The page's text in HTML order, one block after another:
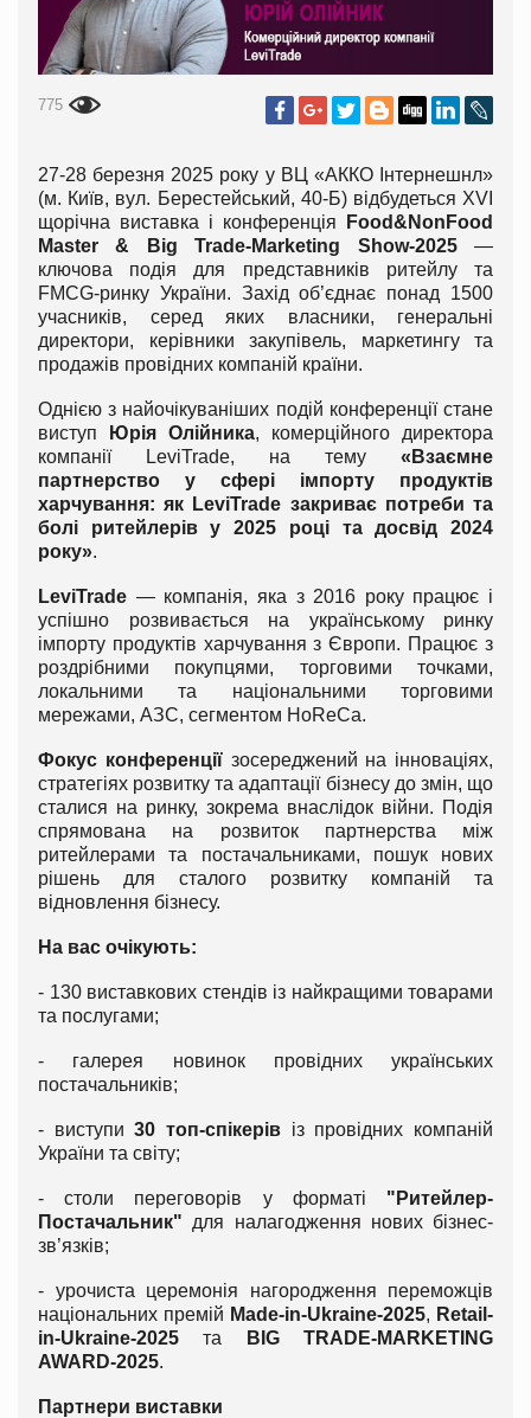
775
27-28 березня 2025 року у ВЦ «АККО Інтернешнл»
(м. Київ, вул. Берестейський, 40-Б) відбудеться ХVІ
щорічна виставка і конференція
Food&NonFood
Master & Big Trade-Marketing Show-2025—
ключова подія для представників ритейлу та
FMCG-ринку України. Захід об’єднає понад 1500
учасників, серед яких власники, генеральні
директори, керівники закупівель, маркетингу та
продажів провідних компаній країни.
Однією з найочікуваніших подій конференції стане
виступ
Юрія Олійника, комерційного директора
компанії LeviTrade, на тему «Взаємне
партнерство у сфері імпорту продуктів
харчування: як LeviTrade закриває потреби та
болі ритейлерів у 2025 році та досвід 2024
року».
LeviTrade — компанія, яка з 2016 року працює і
успішно розвивається на українському ринку
імпорту продуктів харчування з Європи. Працює з
роздрібними покупцями, торговими точками,
локальними та національними торговими
мережами, АЗС, сегментом HoReCa.
Фокус конференціїзосереджений на інноваціях,
стратегіях розвитку та адаптації бізнесу до змін, що
сталися на ринку, зокрема внаслідок війни. Подія
спрямована на розвиток партнерства між
ритейлерами та постачальниками, пошук нових
рішень для сталого розвитку компаній та
відновлення бізнесу.
На вас очікують:
- 130 виставкових стендів із найкращими товарами
та послугами;
- галерея новинок провідних українських
постачальників;
- виступи30 топ-спікерів із провідних компаній
України та світу;
- столи переговорів у форматі "Ритейлер-
Постачальник" для налагодження нових бізнес-
зв’язків;
- урочиста церемонія нагородження переможців
національних премій Made-in-Ukraine-2025, Retail-
in-Ukraine-2025 та
BIG TRADE-MARKETING
AWARD-2025.
Партнери виставки